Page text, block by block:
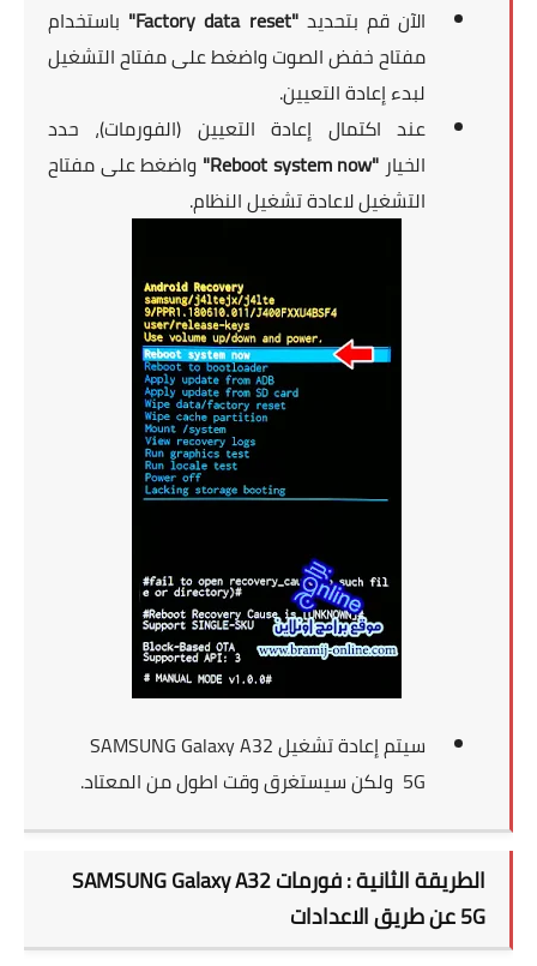
الآن قم بتحديد"Factory data reset"
باستخدام
مفتاح خفض الصوت واضغط على مفتاح التشغيل
لبدء إعادة التعيين.
عند اكتمال إعادة التعيين (الفورمات)، حدد
الخيار "Reboot system now"
واضغط على مفتاح
التشغيل لاعادة تشغيل النظام.
سيتم إعادة تشغيلSAMSUNG Galaxy A32
5G ولكن سيستغرق وقت اطول من المعتاد.
الطريقة الثانية : فورماتSAMSUNG Galaxy A32
5Gعن طريق الاعدادات